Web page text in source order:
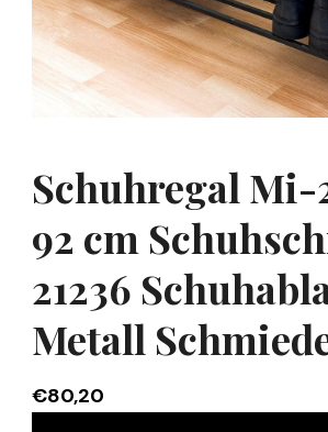
Schuhregal Mi-
92 cm
21236
Metall
€80,20